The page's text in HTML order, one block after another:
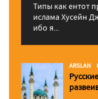
Типы как ентот
ислама Хусейн
ибо я...
ARSLAN